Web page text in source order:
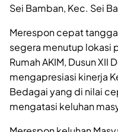
Sei Bamban, Kec. Sei
Merespon cepat
segera menutup lokasi
Rumah AKIM, Dusun XII
mengapresiasi kinerja
Bedagai yang di nilai
mengatasi keluhan